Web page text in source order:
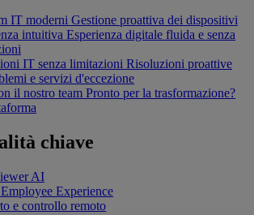
IT moderni Gestione proattiva dei dispositivi
intuitiva Esperienza digitale fluida e senza
IT senza limitazioni Risoluzioni proattive
e servizi d'eccezione
il nostro team Pronto per la trasformazione?
chiave
AI
Experience
e controllo remoto